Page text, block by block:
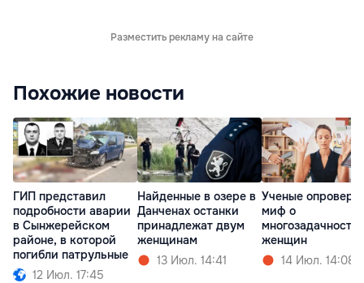
Разместить рекламу на сайте
Похожие новости
ГИП представил
подробности аварии
в Сынжерейском
районе, в которой
погибли патрульные
12 Июл. 17:45
Найденные в озере в
Данченах останки
принадлежат двум
женщинам
13 Июл. 14:41
Ученые
миф о
многозадачности
женщин
14 Июл. 14:08